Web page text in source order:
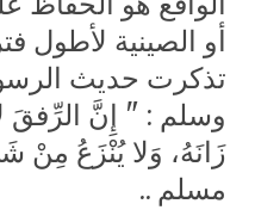
أو الصينية لأطول
تذكرت حديث
وسلم : " إِنَّ الرِّفقَ
زَانَهُ، وَلا يُنْزَعُ مِنْ
مسلم ..